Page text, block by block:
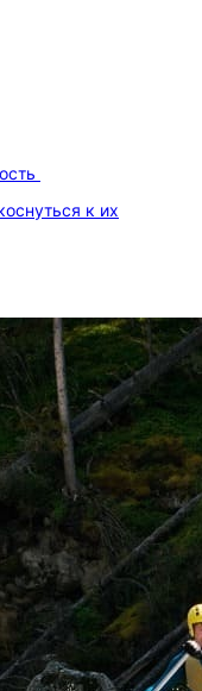
к их